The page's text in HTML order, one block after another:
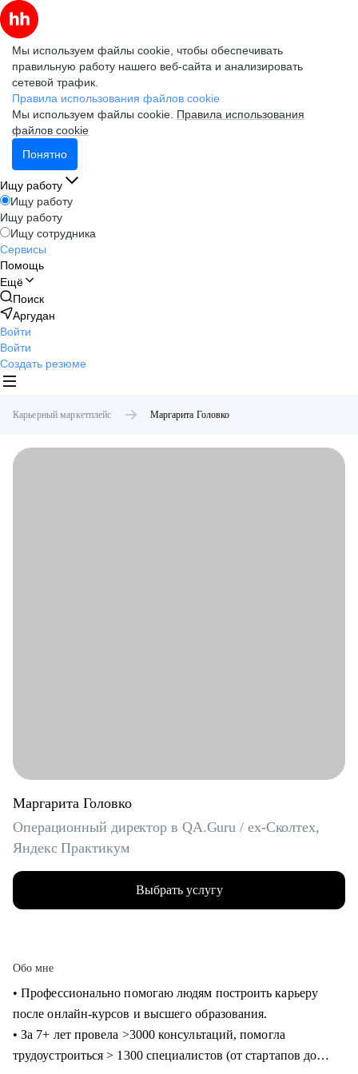
Мы используем файлы cookie, чтобы обеспечивать
правильную работу нашего веб-сайта и анализировать
сетевой трафик.
Правила использования файлов cookie
Мы используем файлы cookie. Правила использования
файлов cookie
Понятно
Ищу работу
Ищу работу
Ищу работу
Ищу сотрудника
Сервисы
Помощь
Ещё
Поиск
Аргудан
Войти
Войти
Создать резюме
Карьерный маркетплейс Маргарита Головко
Маргарита Головко
Операционный директор в QA.Guru / ex-Сколтех,
Яндекс Практикум
Выбрать услугу
Обо мне
• Профессионально помогаю людям построить карьеру
после онлайн-курсов и высшего образования.
• За 7+ лет провела >3000 консультаций, помогла
трудоустроиться > 1300 специалистов (от стартапов до